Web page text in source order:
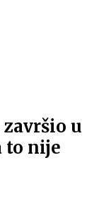
u
to nije